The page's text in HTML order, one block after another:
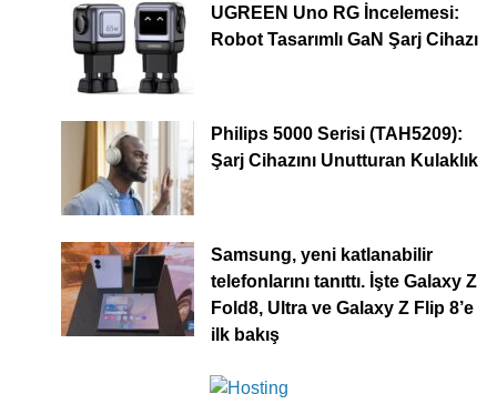
UGREEN Uno RG İncelemesi:
Robot Tasarımlı GaN Şarj Cihazı
Philips 5000 Serisi (TAH5209):
Şarj Cihazını Unutturan Kulaklık
Samsung, yeni katlanabilir
telefonlarını tanıttı. İşte Galaxy Z
Fold8, Ultra ve Galaxy Z Flip 8’e
ilk bakış